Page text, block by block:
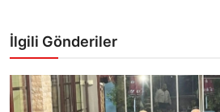
İlgili Gönderiler